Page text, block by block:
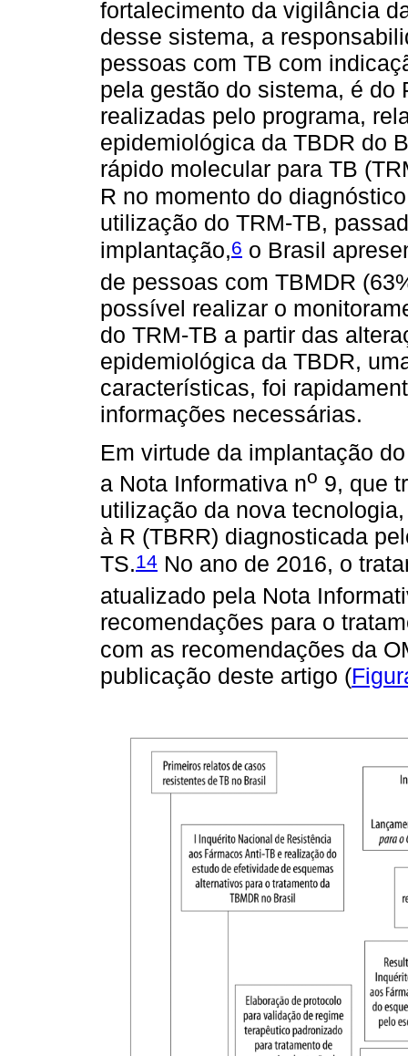
fortalecimento da vigilância
desse sistema, a
pessoas com TB com
pela gestão do sistema, é do
realizadas pelo programa,
epidemiológica da TBDR do
rápido molecular para TB
R no momento do
utilização do TRM-TB,
implantação,6 o Brasil
de pessoas com TBMDR
possível realizar o
do TRM-TB a partir das
epidemiológica da TBDR,
características, foi
informações necessárias.
Em virtude da implantação
a Nota Informativa no 9, que
utilização da nova
à R (TBRR) diagnosticada
TS.14 No ano de 2016, o
atualizado pela Nota
recomendações para o
com as recomendações da
publicação deste artigo (